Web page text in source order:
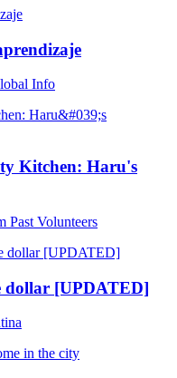
Info
Kitchen: Haru's
Past Volunteers
dollar [UPDATED]